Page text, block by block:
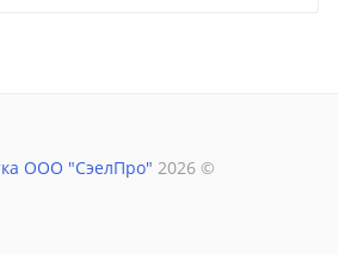
ООО "СэелПро" 2026 ©